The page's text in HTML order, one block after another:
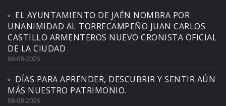
EL AYUNTAMIENTO DE JAÉN NOMBRA POR
UNANIMIDAD AL TORRECAMPEÑO JUAN CARLOS
CASTILLO ARMENTEROS NUEVO CRONISTA OFICIAL
DE LA CIUDAD
08-08-2026
DÍAS PARA APRENDER, DESCUBRIR Y SENTIR AÚN
MÁS NUESTRO PATRIMONIO.
08-08-2026